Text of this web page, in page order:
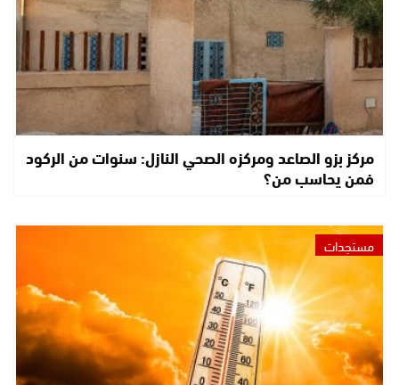
مركز بزو الصاعد ومركزه الصحي النازل: سنوات من الركود
فمن يحاسب من؟
مستجدات